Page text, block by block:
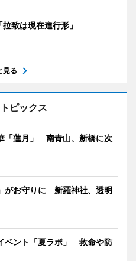
致は現在進行形」
見る
ピックス
「蓮月」 南青山、新橋に次
がお守りに 新羅神社、透明
ベント「夏ラボ」 救命や防